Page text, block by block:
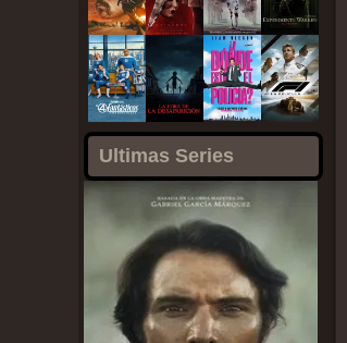
Ultimas Series